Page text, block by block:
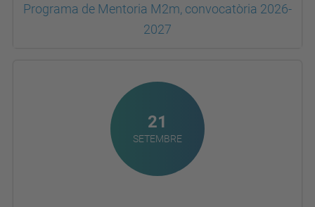
Programa de Mentoria M2m, convocatòria 2026-
2027
21
SETEMBRE